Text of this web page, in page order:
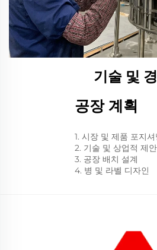
기술 및
공장 계획
1. 시장 및 제품 포지
2. 기술 및 상업적 제안
3. 공장 배치 설계
4. 병 및 라벨 디자인